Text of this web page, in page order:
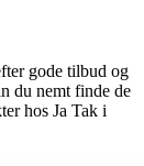
gode tilbud og
du nemt finde de
hos Ja Tak i